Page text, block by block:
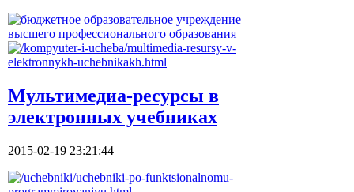
Мультимедиа-ресурсы в
электронных учебниках
2015-02-19 23:21:44